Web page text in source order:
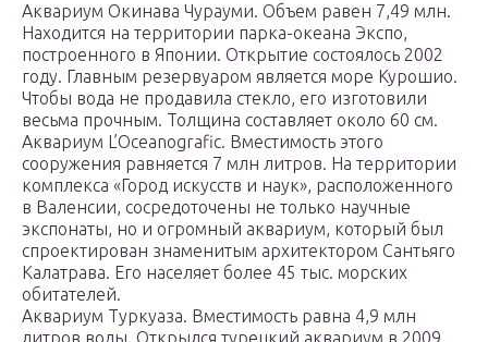
Аквариум Окинава Чурауми. Объем равен 7,49 млн.
Находится на территории парка-океана Экспо,
построенного в Японии. Открытие состоялось 2002
году. Главным резервуаром является море Курошио.
Чтобы вода не продавила стекло, его изготовили
весьма прочным. Толщина составляет около 60 см.
Аквариум L’Oceanografic. Вместимость этого
сооружения равняется 7 млн литров. На территории
комплекса «Город искусств и наук», расположенного
в Валенсии, сосредоточены не только научные
экспонаты, но и огромный аквариум, который был
спроектирован знаменитым архитектором Сантьяго
Калатрава. Его населяет более 45 тыс. морских
обитателей.
Аквариум Туркуаза. Вместимость равна 4,9 млн
литров воды. Открылся турецкий аквариум в 2009